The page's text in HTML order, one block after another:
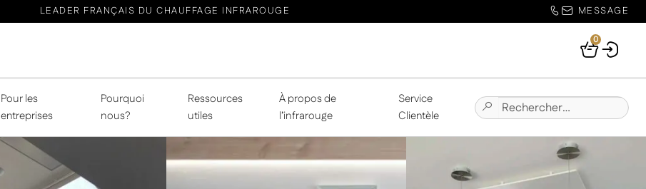
LEADER FRANÇAIS DU CHAUFFAGE INFRAROUGE MESSAGE
Your
0
Pour les
entreprises
Pourquoi
nous?
Ressources
utiles
À propos de
l’infrarouge
Service
Clientèle
Submit
Chercher: